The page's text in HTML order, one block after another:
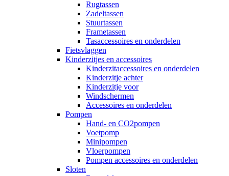
Rugtassen
Zadeltassen
Stuurtassen
Frametassen
Tasaccessoires en onderdelen
Fietsvlaggen
Kinderzitjes en accessoires
Kinderzitaccessoires en onderdelen
Kinderzitje achter
Kinderzitje voor
Windschermen
Accessoires en onderdelen
Pompen
Hand- en CO2pompen
Voetpomp
Minipompen
Vloerpompen
Pompen accessoires en onderdelen
Sloten